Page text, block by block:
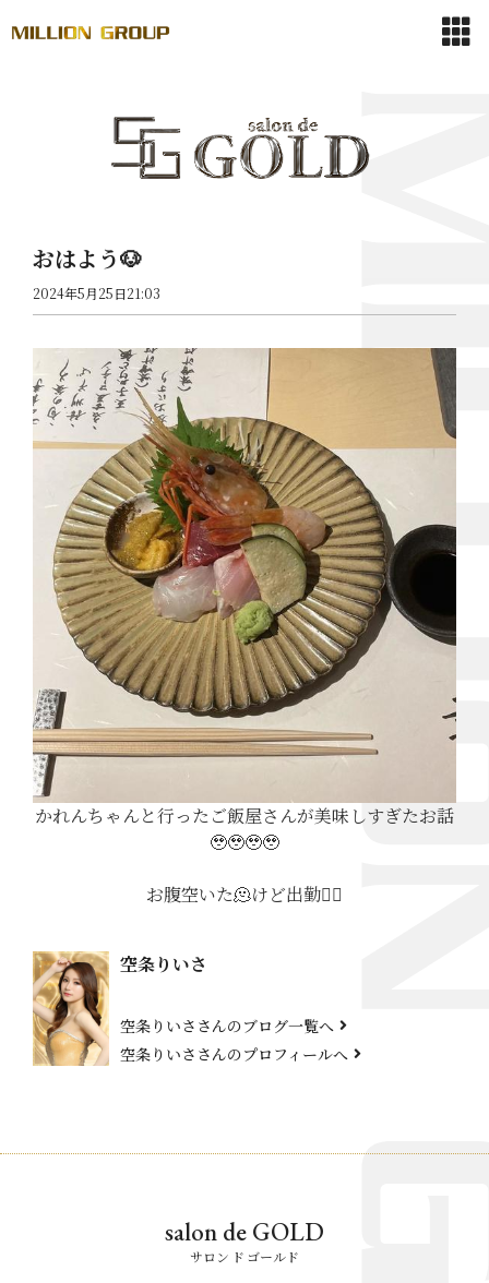
おはよう🐶
2024年5月25日21:03
かれんちゃんと行ったご飯屋さんが美味しすぎたお話
🥹🥹🥹🥹
お腹空いた🫠けど出勤🧚‍♀️
空条りいさ
空条りいささんのブログ一覧へ
空条りいささんのプロフィールへ
salon de GOLD
サロン ド ゴールド